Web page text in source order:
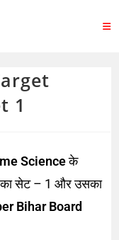
1
Scienceके
सेट – 1 और उसका
Bihar Board